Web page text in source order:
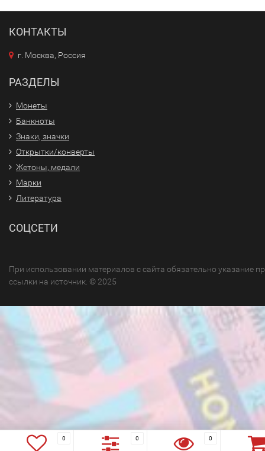
КОНТАКТЫ
г. Москва, Россия
РАЗДЕЛЫ
Монеты
Банкноты
Знаки, значки
Открытки/конверты
Жетоны, медали
Марки
Литература
СОЦСЕТИ
При использовании материалов с сайта обязательно указание
ссылки на источник. © 2025
0 0 0